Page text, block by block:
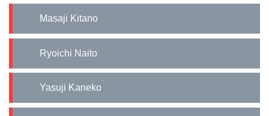
Masaji Kitano
Ryoichi Naito
Yasuji Kaneko